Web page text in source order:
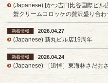
(Japanese) [かつ吉日比谷国際ビル
蟹クリームコロッケの贅沢盛り合
新着情報
2026.04.27
(Japanese) 新丸ビル店19周年
新着情報
2026.04.24
(Japanese) ［追悼］東海林さだお